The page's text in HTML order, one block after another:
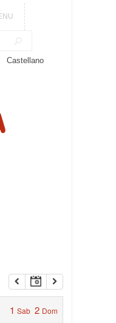
Castellano
1 Sab 2 Dom